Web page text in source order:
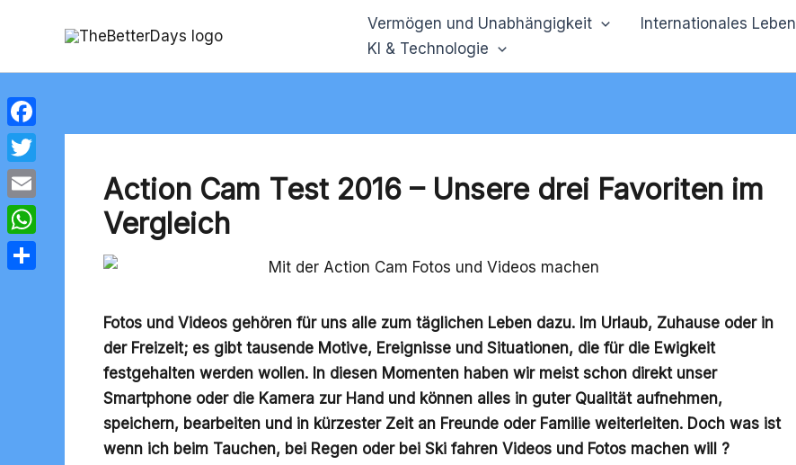
Vermögen und Unabhängigkeit Internationales Leben
KI & Technologie
Action Cam Test 2016 – Unsere drei Favoriten im
Vergleich
Fotos und Videos gehören für uns alle zum täglichen Leben dazu. Im Urlaub, Zuhause oder in
der Freizeit; es gibt tausende Motive, Ereignisse und Situationen, die für die Ewigkeit
festgehalten werden wollen. In diesen Momenten haben wir meist schon direkt unser
Smartphone oder die Kamera zur Hand und können alles in guter Qualität aufnehmen,
speichern, bearbeiten und in kürzester Zeit an Freunde oder Familie weiterleiten. Doch was ist
wenn ich beim Tauchen, bei Regen oder bei Ski fahren Videos und Fotos machen will ?
Facebook
Twitter
Email
WhatsApp